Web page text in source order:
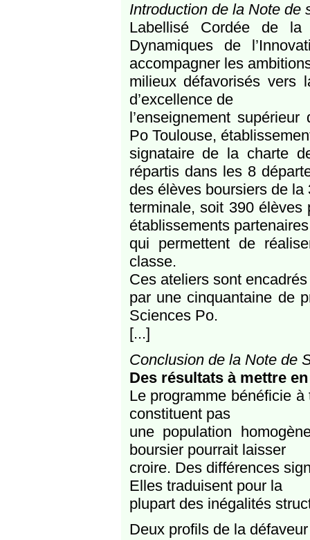
Introduction de la Note de
Labellisé Cordée de
Dynamiques de
accompagner les
milieux défavorisés vers
d’excellence de
l’enseignement
Po Toulouse,
signataire de la charte
répartis dans les 8
des élèves boursiers de la
terminale, soit 390 élèves
établissements
qui permettent de
classe.
Ces ateliers sont encadrés
par une cinquantaine de
Sciences Po.
[...]
Conclusion de la Note de
Des résultats à mettre
Le programme bénéficie
constituent pas
une population
boursier pourrait laisser
croire. Des différences
Elles traduisent pour la
plupart des inégalités
Deux profils de la